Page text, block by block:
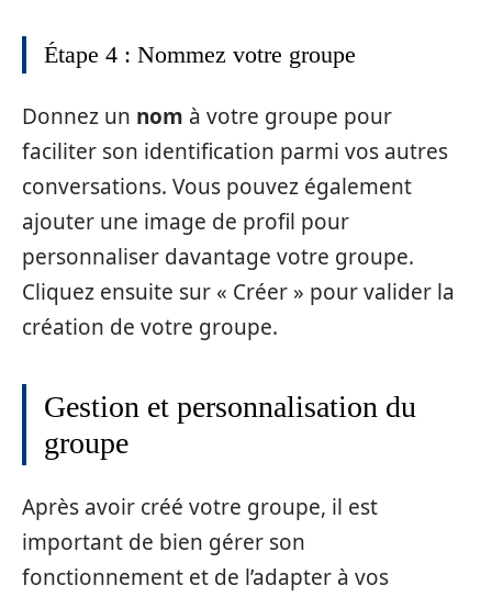
Étape 4 : Nommez votre groupe
Donnez un nom à votre groupe pour
faciliter son identification parmi vos autres
conversations. Vous pouvez également
ajouter une image de profil pour
personnaliser davantage votre groupe.
Cliquez ensuite sur « Créer » pour valider la
création de votre groupe.
Gestion et personnalisation du
groupe
Après avoir créé votre groupe, il est
important de bien gérer son
fonctionnement et de l’adapter à vos